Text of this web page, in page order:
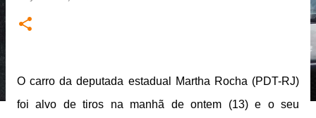
O carro da deputada estadual Martha Rocha (PDT-RJ)
foi alvo de tiros na manhã de ontem (13) e o seu